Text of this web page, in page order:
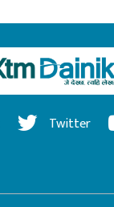
Twitter